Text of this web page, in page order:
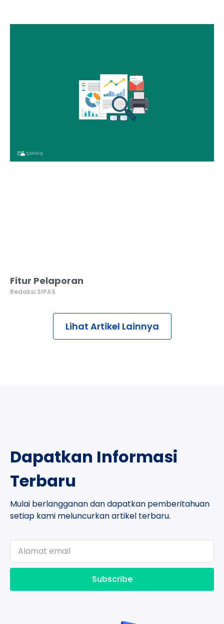
Fitur Pelaporan
Redaksi SIPAS
Lihat Artikel Lainnya
Dapatkan Informasi
Terbaru
Mulai berlangganan dan dapatkan pemberitahuan
setiap kami meluncurkan artikel terbaru.
Subscribe